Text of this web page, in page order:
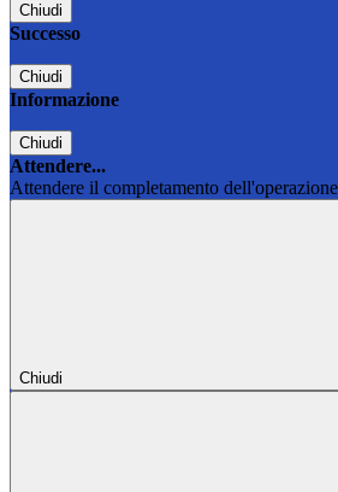
Chiudi
Successo
Chiudi
Informazione
Chiudi
Attendere...
Attendere il completamento
Chiudi